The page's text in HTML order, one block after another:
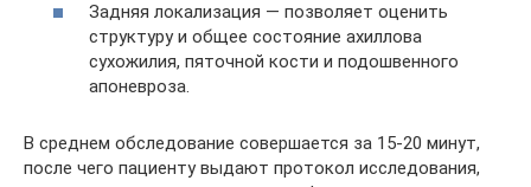
Задняя локализация — позволяет оценить
структуру и общее состояние ахиллова
сухожилия, пяточной кости и подошвенного
апоневроза.
В среднем обследование совершается за 15-20 минут,
после чего пациенту выдают протокол исследования,